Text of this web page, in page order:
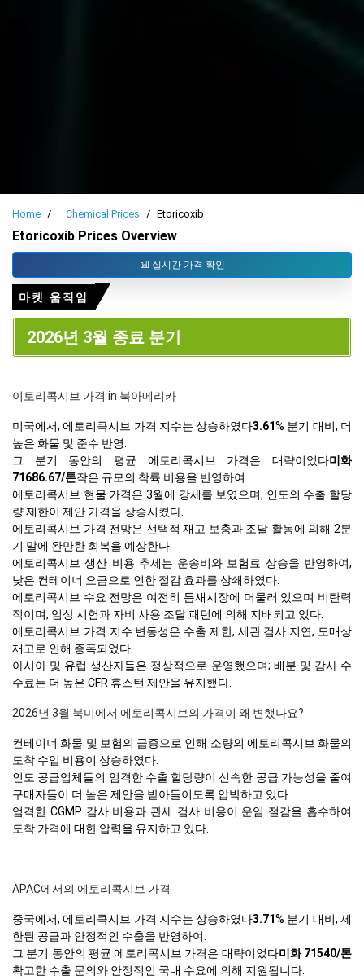
Home Chemical Prices Etoricoxib
Etoricoxib Prices Overview
실시간 가격 확인
마켓 움직임
2026년 3월 종료 분기
이토리콕시브 가격 in 북아메리카
미국에서, 에토리콕시브 가격 지수는 상승하였다3.61% 분기 대비, 더
높은 화물 및 준수 반영.
그 분기 동안의 평균 에토리콕시브 가격은 대략이었다미화
71686.67/톤작은 규모의 착륙 비용을 반영하여.
에토리콕시브 현물 가격은 3월에 강세를 보였으며, 인도의 수출 할당
량 제한이 제안 가격을 상승시켰다.
에토리콕시브 가격 전망은 선택적 재고 보충과 조달 활동에 의해 2분
기 말에 완만한 회복을 예상한다.
에토리콕시브 생산 비용 추세는 운송비와 보험료 상승을 반영하여,
낮은 컨테이너 요금으로 인한 절감 효과를 상쇄하였다.
에토리콕시브 수요 전망은 여전히 틈새시장에 머물러 있으며 비탄력
적이며, 임상 시험과 자비 사용 조달 패턴에 의해 지배되고 있다.
에토리콕시브 가격 지수 변동성은 수출 제한, 세관 검사 지연, 도매상
재고로 인해 증폭되었다.
아시아 및 유럽 생산자들은 정상적으로 운영했으며; 배분 및 감사 수
수료는 더 높은 CFR 휴스턴 제안을 유지했다.
2026년 3월 북미에서 에토리콕시브의 가격이 왜 변했나요?
컨테이너 화물 및 보험의 급증으로 인해 소량의 에토리콕시브 화물의
도착 수입 비용이 상승하였다.
인도 공급업체들의 엄격한 수출 할당량이 신속한 공급 가능성을 줄여
구매자들이 더 높은 제안을 받아들이도록 압박하고 있다.
엄격한 CGMP 감사 비용과 관세 검사 비용이 운임 절감을 흡수하여
도착 가격에 대한 압력을 유지하고 있다.
APAC에서의 에토리콕시브 가격
중국에서, 에토리콕시브 가격 지수는 상승하였다3.71% 분기 대비, 제
한된 공급과 안정적인 수출을 반영하여.
그 분기 동안의 평균 에토리콕시브 가격은 대략이었다미화 71540/톤
확고한 수출 문의와 안정적인 국내 수요에 의해 지원됩니다.